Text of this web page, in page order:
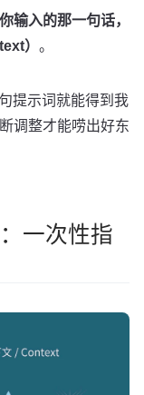
输入的那一句话，
） 。
提示词就能得到我
调整才能唠出好东
一次性指